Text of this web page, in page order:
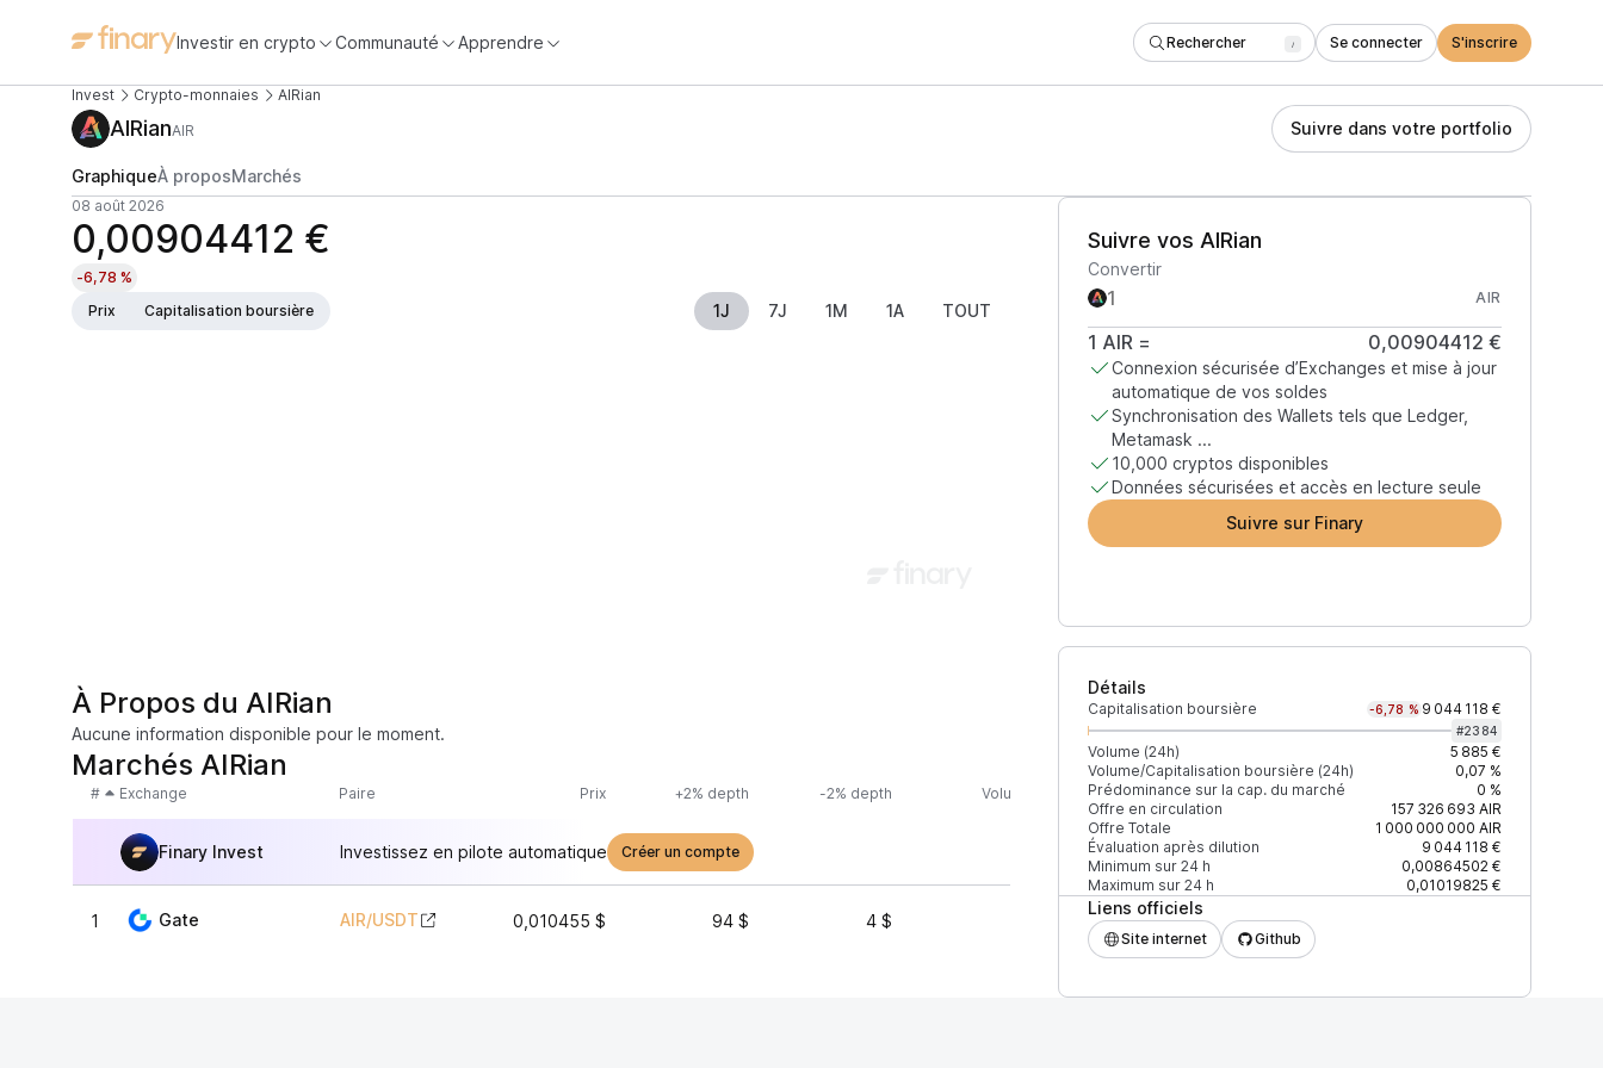
Investir en crypto Communauté Apprendre Rechercher / Se connecter S'inscrire
Invest Crypto-monnaies AIRian
AIRianAIR Suivre dans votre portfolio
GraphiqueÀ proposMarchés
08 août 2026
0,00904412 €
-6,78 %
Prix
Capitalisation boursière 1J 7J 1M 1A TOUT
Suivre vos AIRian
Convertir
AIR
1 AIR= 0,00904412 €
Connexion sécurisée d’Exchanges et mise à jour
automatique de vos soldes
Synchronisation des Wallets tels que Ledger,
Metamask ...
10,000 cryptos disponibles
Données sécurisées et accès en lecture seule
Suivre sur Finary
Détails
Capitalisation boursière -6,78 % 9 044 118 €
#2384
Volume (24h)
5 885 €
Volume/Capitalisation boursière (24h)
0,07 %
Prédominance sur la cap. du marché
0 %
Offre en circulation
157 326 693 AIR
Offre Totale
1 000 000 000 AIR
Évaluation après dilution
9 044 118 €
Minimum sur 24 h
0,00864502 €
Maximum sur 24 h
0,01019825 €
Liens officiels
Site internet Github
À Propos du AIRian
Aucune information disponible pour le moment.
Marchés AIRian
# Exchange Paire Prix +2% depth -2% depth Volume (24h) % du volume Confiance Mis à jour
Finary Invest Investissez en pilote automatique Créer un compte
1 Gate AIR/USDT 0,010455 $ 94 $ 4 $ 100 % ÉLEVÉE